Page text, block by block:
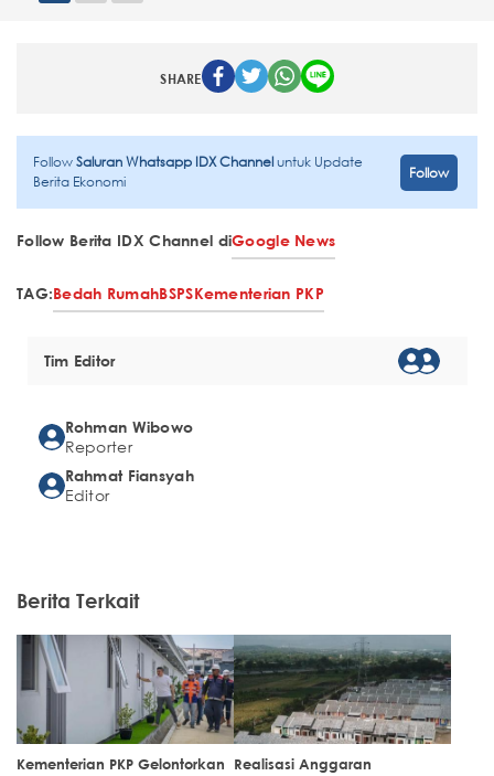
SHARE
FollowSaluran Whatsapp IDX Channeluntuk Update
Berita Ekonomi
Follow
Follow Berita IDX Channel diGoogle News
TAG:Bedah RumahBSPSKementerian PKP
Tim Editor
Rohman Wibowo
Reporter
Rahmat Fiansyah
Editor
Berita Terkait
Kementerian PKP Gelontorkan
Realisasi Anggaran